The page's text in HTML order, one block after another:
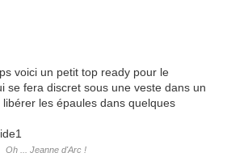
voici un petit top ready pour le
se fera discret sous une veste dans un
les épaules dans quelques
Oh ... Jeanne d'Arc !